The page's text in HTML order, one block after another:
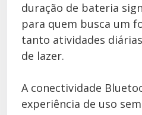
duração de bateria
para quem busca um
tanto atividades
de lazer.
A conectividade
experiência de uso